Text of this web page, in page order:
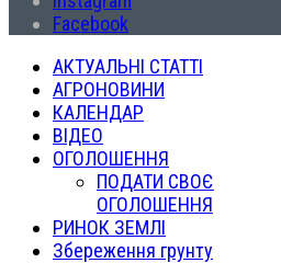
Facebook
АКТУАЛЬНІ СТАТТІ
АГРОНОВИНИ
КАЛЕНДАР
ВІДЕО
ОГОЛОШЕННЯ
ПОДАТИ СВОЄ
ОГОЛОШЕННЯ
РИНОК ЗЕМЛІ
Збереження грунту